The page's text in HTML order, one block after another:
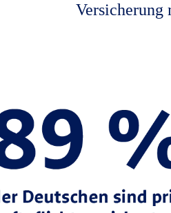
Versi­cherung